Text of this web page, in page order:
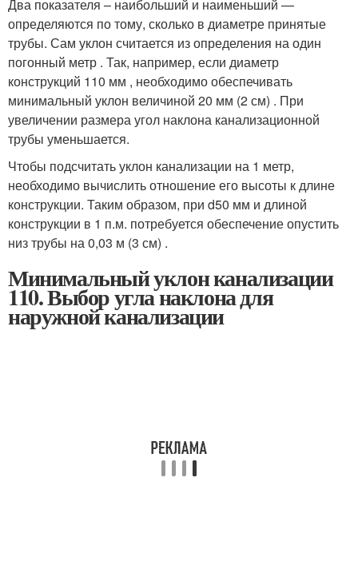
Два показателя – наибольший и наименьший —
определяются по тому, сколько в диаметре принятые
трубы. Сам уклон считается из определения на один
погонный метр . Так, например, если диаметр
конструкций 110 мм , необходимо обеспечивать
минимальный уклон величиной 20 мм (2 см) . При
увеличении размера угол наклона канализационной
трубы уменьшается.
Чтобы подсчитать уклон канализации на 1 метр,
необходимо вычислить отношение его высоты к длине
конструкции. Таким образом, при d50 мм и длиной
конструкции в 1 п.м. потребуется обеспечение опустить
низ трубы на 0,03 м (3 см) .
Минимальный уклон канализации
110. Выбор угла наклона для
наружной канализации